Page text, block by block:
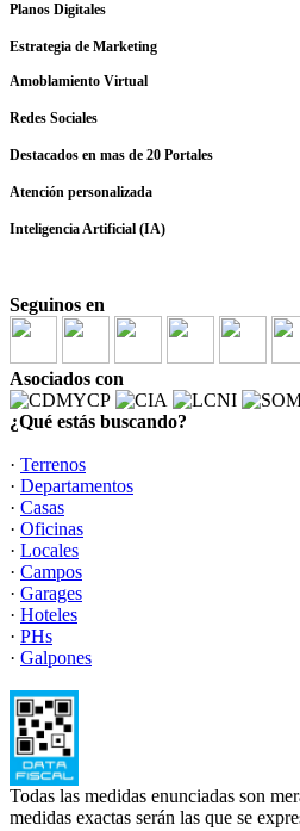
Planos Digitales
Estrategia de Marketing
Amoblamiento Virtual
Redes Sociales
Destacados en mas de 20 Portales
Atención personalizada
Inteligencia Artificial (IA)
Seguinos en
Asociados con
¿Qué estás buscando?
· Terrenos
· Departamentos
· Casas
· Oficinas
· Locales
· Campos
· Garages
· Hoteles
· PHs
· Galpones
Todas las medidas enunciadas son
medidas exactas serán las que se